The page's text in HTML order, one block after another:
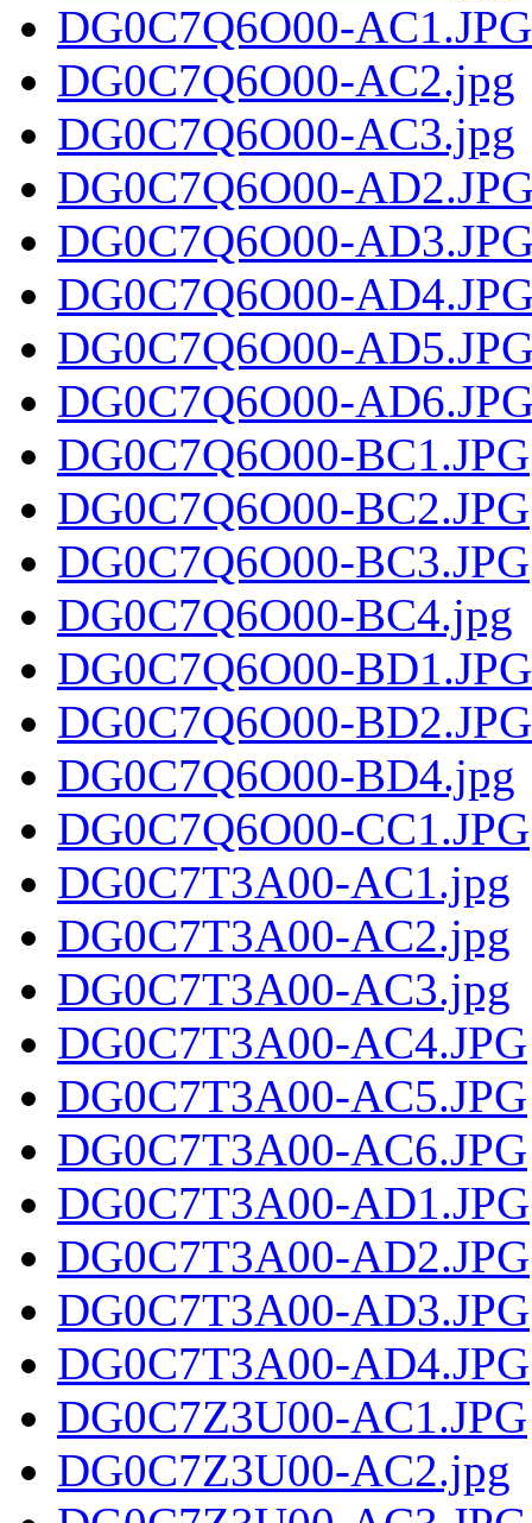
DG0C7Q6O00-AC1.JPG
DG0C7Q6O00-AC2.jpg
DG0C7Q6O00-AC3.jpg
DG0C7Q6O00-
DG0C7Q6O00-
DG0C7Q6O00-
DG0C7Q6O00-
DG0C7Q6O00-
DG0C7Q6O00-BC1.JPG
DG0C7Q6O00-BC2.JPG
DG0C7Q6O00-BC3.JPG
DG0C7Q6O00-BC4.jpg
DG0C7Q6O00-BD1.JPG
DG0C7Q6O00-BD2.JPG
DG0C7Q6O00-BD4.jpg
DG0C7Q6O00-CC1.JPG
DG0C7T3A00-AC1.jpg
DG0C7T3A00-AC2.jpg
DG0C7T3A00-AC3.jpg
DG0C7T3A00-AC4.JPG
DG0C7T3A00-AC5.JPG
DG0C7T3A00-AC6.JPG
DG0C7T3A00-AD1.JPG
DG0C7T3A00-AD2.JPG
DG0C7T3A00-AD3.JPG
DG0C7T3A00-AD4.JPG
DG0C7Z3U00-AC1.JPG
DG0C7Z3U00-AC2.jpg